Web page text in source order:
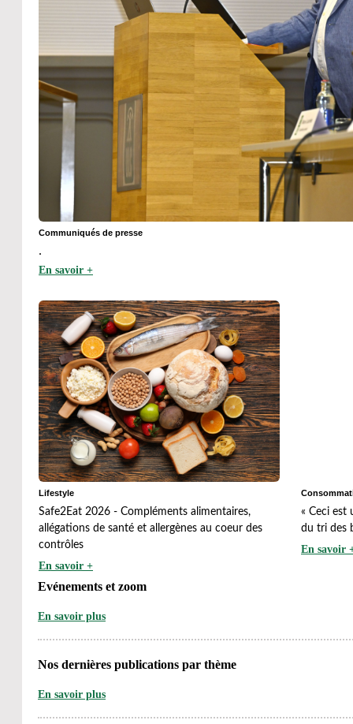
Communiqués de presse
.
En savoir +
Lifestyle
Safe2Eat 2026 - Compléments alimentaires,
allégations de santé et allergènes au coeur des
contrôles
En savoir +
« Ceci est
du tri des
En savoir
Evénements et zoom
En savoir plus
Nos dernières publications par thème
En savoir plus